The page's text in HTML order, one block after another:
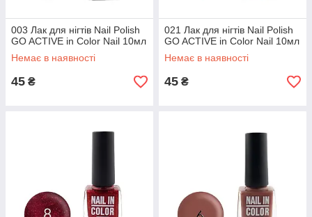
003 Лак для нігтів Nail Polish
GO ACTIVE in Color Nail 10мл
Немає в наявності
45 ₴
021 Лак для нігтів Nail Polish
GO ACTIVE in Color Nail 10мл
Немає в наявності
45 ₴